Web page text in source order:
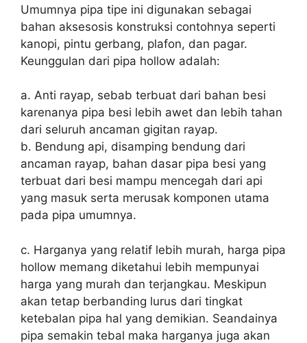
Umumnya pipa tipe ini digunakan sebagai
bahan aksesosis konstruksi contohnya seperti
kanopi, pintu gerbang, plafon, dan pagar.
Keunggulan dari pipa hollow adalah:
a. Anti rayap, sebab terbuat dari bahan besi
karenanya pipa besi lebih awet dan lebih tahan
dari seluruh ancaman gigitan rayap.
b. Bendung api, disamping bendung dari
ancaman rayap, bahan dasar pipa besi yang
terbuat dari besi mampu mencegah dari api
yang masuk serta merusak komponen utama
pada pipa umumnya.
c. Harganya yang relatif lebih murah, harga pipa
hollow memang diketahui lebih mempunyai
harga yang murah dan terjangkau. Meskipun
akan tetap berbanding lurus dari tingkat
ketebalan pipa hal yang demikian. Seandainya
pipa semakin tebal maka harganya juga akan